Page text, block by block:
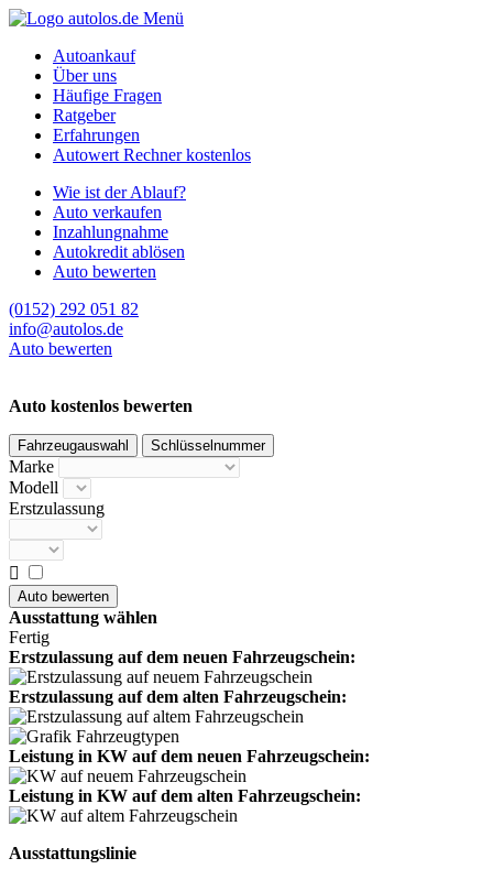
Menü
Autoankauf
Über uns
Häufige Fragen
Ratgeber
Erfahrungen
Autowert Rechner kostenlos
Wie ist der Ablauf?
Auto verkaufen
Inzahlungnahme
Autokredit ablösen
Auto bewerten
(0152) 292 051 82
info@autolos.de
Auto bewerten
Auto kostenlos bewerten
Fahrzeugauswahl Schlüsselnummer
Marke
Modell
Erstzulassung

Ausstattung wählen
Fertig
Erstzulassung auf dem neuen Fahrzeugschein:
Erstzulassung auf dem alten Fahrzeugschein:
Leistung in KW auf dem neuen Fahrzeugschein:
Leistung in KW auf dem alten Fahrzeugschein:
Ausstattungslinie